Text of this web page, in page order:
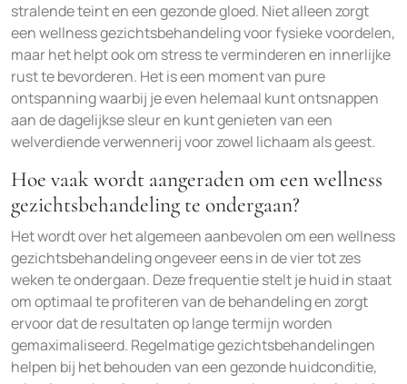
stralende teint en een gezonde gloed. Niet alleen zorgt
een wellness gezichtsbehandeling voor fysieke voordelen,
maar het helpt ook om stress te verminderen en innerlijke
rust te bevorderen. Het is een moment van pure
ontspanning waarbij je even helemaal kunt ontsnappen
aan de dagelijkse sleur en kunt genieten van een
welverdiende verwennerij voor zowel lichaam als geest.
Hoe vaak wordt aangeraden om een wellness
gezichtsbehandeling te ondergaan?
Het wordt over het algemeen aanbevolen om een wellness
gezichtsbehandeling ongeveer eens in de vier tot zes
weken te ondergaan. Deze frequentie stelt je huid in staat
om optimaal te profiteren van de behandeling en zorgt
ervoor dat de resultaten op lange termijn worden
gemaximaliseerd. Regelmatige gezichtsbehandelingen
helpen bij het behouden van een gezonde huidconditie,